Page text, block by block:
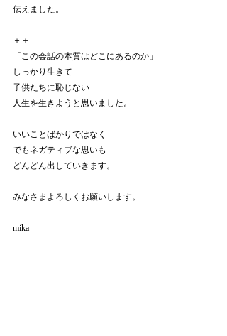
伝えました。
＋＋
「この会話の本質はどこにあるのか」
しっかり生きて
子供たちに恥じない
人生を生きようと思いました。
いいことばかりではなく
でもネガティブな思いも
どんどん出していきます。
みなさまよろしくお願いします。
mika